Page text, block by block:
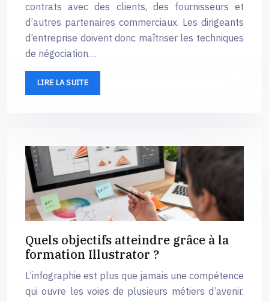
contrats avec des clients, des fournisseurs et
d’autres partenaires commerciaux. Les dirigeants
d’entreprise doivent donc maîtriser les techniques
de négociation…
LIRE LA SUITE
Quels objectifs atteindre grâce à la
formation Illustrator ?
L’infographie est plus que jamais une compétence
qui ouvre les voies de plusieurs métiers d’avenir.